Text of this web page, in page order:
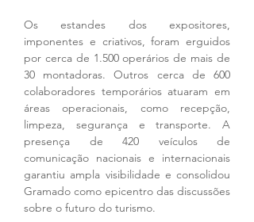
Os estandes dos expositores,
imponentes e criativos, foram erguidos
por cerca de 1.500 operários de mais de
30 montadoras. Outros cerca de 600
colaboradores temporários atuaram em
áreas operacionais, como recepção,
limpeza, segurança e transporte. A
presença de 420 veículos de
comunicação nacionais e internacionais
garantiu ampla visibilidade e consolidou
Gramado como epicentro das discussões
sobre o futuro do turismo.